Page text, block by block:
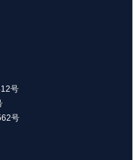
号
号